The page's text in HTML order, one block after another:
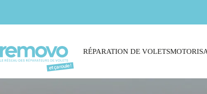
RÉPARATION DE VOLETS